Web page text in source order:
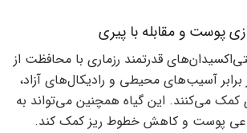
قدرتمند رزماری با محافظت از
آسیب‌های محیطی و رادیکال‌های آزاد،
می‌کنند. این گیاه همچنین می‌تواند به
پوست و کاهش خطوط ریز کمک کند.